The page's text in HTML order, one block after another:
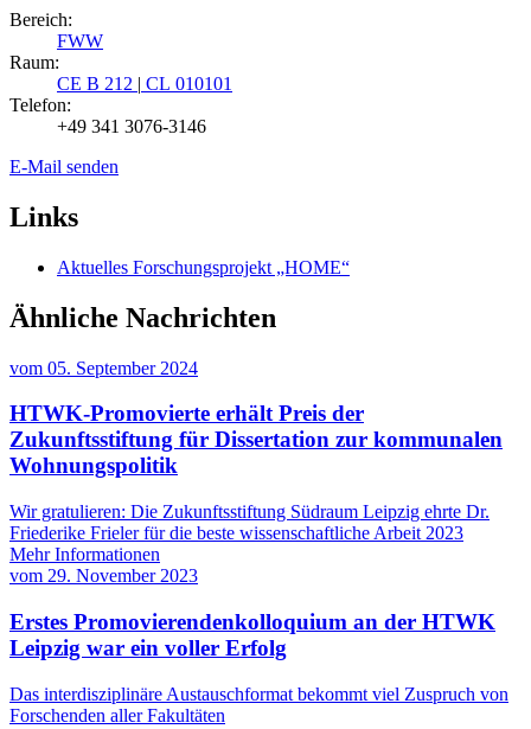
Bereich:
FWW
Raum:
CE B 212 | CL 010101
Telefon:
+49 341 3076-3146
E-Mail senden
Links
Aktuelles Forschungsprojekt „HOME“
Ähnliche Nachrichten
vom 05. September 2024
HTWK-Promovierte erhält Preis der
Zukunftsstiftung für Dissertation zur kommunalen
Wohnungspolitik
Wir gratulieren: Die Zukunftsstiftung Südraum Leipzig ehrte Dr.
Friederike Frieler für die beste wissenschaftliche Arbeit 2023
Mehr Informationen
vom 29. November 2023
Erstes Promovierendenkolloquium an der HTWK
Leipzig war ein voller Erfolg
Das interdisziplinäre Austauschformat bekommt viel Zuspruch von
Forschenden aller Fakultäten